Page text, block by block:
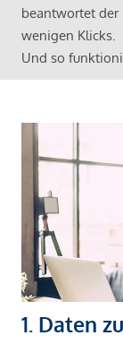
beantwortet der
wenigen Klicks.
Und so
1. Daten